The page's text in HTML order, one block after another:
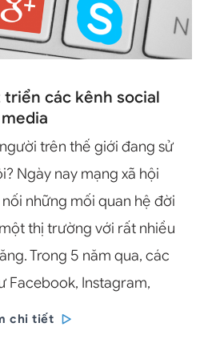
triển các kênh social
media
trên thế giới đang sử
Ngày nay mạng xã hội
những mối quan hệ đời
thị trường với rất nhiều
Trong 5 năm qua, các
Facebook, Instagram,
chi tiết